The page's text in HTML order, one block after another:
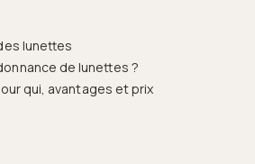
lunettes
de lunettes ?
qui, avantages et prix